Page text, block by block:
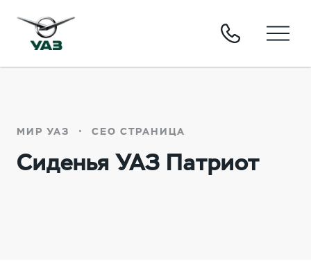
МИР УАЗ СЕО СТРАНИЦА
Сиденья УАЗ Патриот